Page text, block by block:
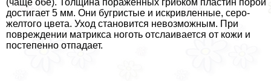
достигает 5 мм. Они бугристые и искривленные, серо-
желтого цвета. Уход становится невозможным. При
повреждении матрикса ноготь отслаивается от кожи и
постепенно отпадает.